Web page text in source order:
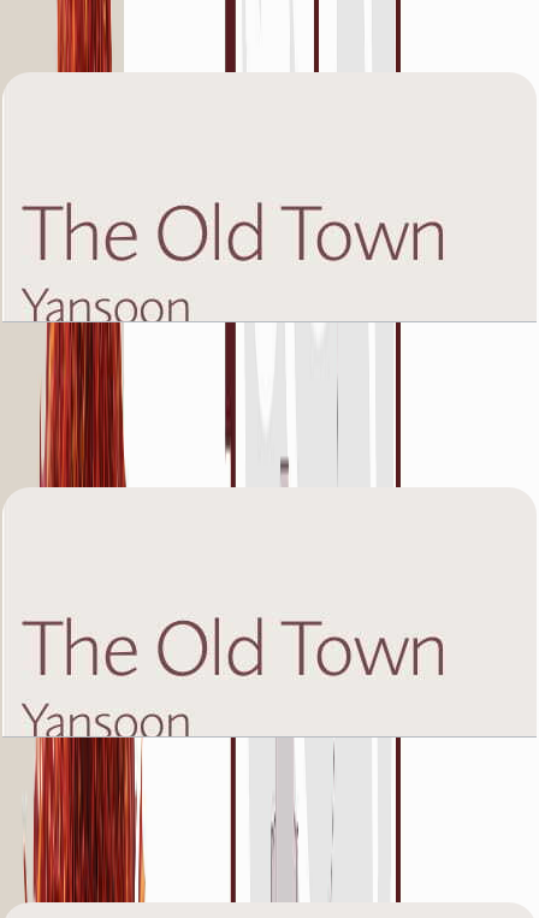
باز کردن چیدمان
The Old Town Yansoon 5, Fifth Floor, 3 BR, Unit
2, 1481 SQFT
باز کردن چیدمان
The Old Town Yansoon 5, Fifth Floor, 3 BR, Unit
7, 1383 SQFT
باز کردن چیدمان